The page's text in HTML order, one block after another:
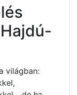
világban: